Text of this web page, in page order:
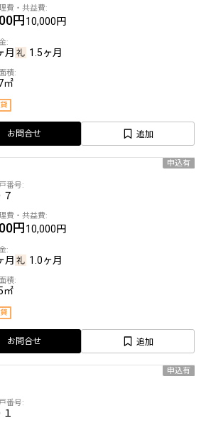
円10,000円
月 1.5ヶ月
㎡
お問合せ 追加
申込有
７
円10,000円
月 1.0ヶ月
㎡
お問合せ 追加
申込有